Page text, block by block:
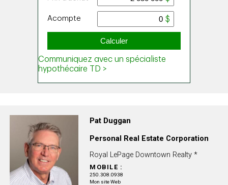
Pat Duggan
Personal Real Estate Corporation
Royal LePage Downtown Realty *
MOBILE :
250.308.0938
Mon site Web